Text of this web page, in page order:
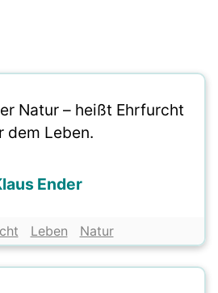
Natur – heißt Ehrfurcht
dem Leben.
Ender
Leben Natur